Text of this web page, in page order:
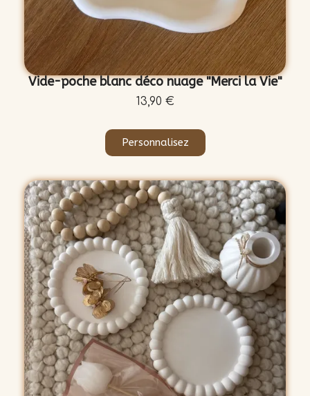
Vide-poche blanc déco nuage "Merci la Vie"
13,90 €
Personnalisez